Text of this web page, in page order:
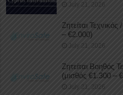
July 21, 2026
Ζητείται
– €2.000)
July 21, 2026
Ζητείται Βοηθός
(μισθός €1.300 –
July 21, 2026